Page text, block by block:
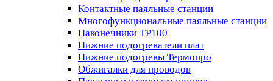
Контактные паяльные станции
Многофункциональные паяльные станции
Наконечники TP100
Нижние подогреватели плат
Нижние подогревы Термопро
Обжигалки для проводов